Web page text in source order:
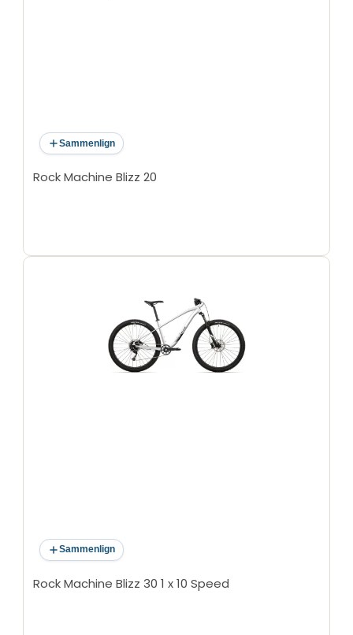
Sammenlign
Rock Machine Blizz 20
Sammenlign
Rock Machine Blizz 30 1 x 10 Speed